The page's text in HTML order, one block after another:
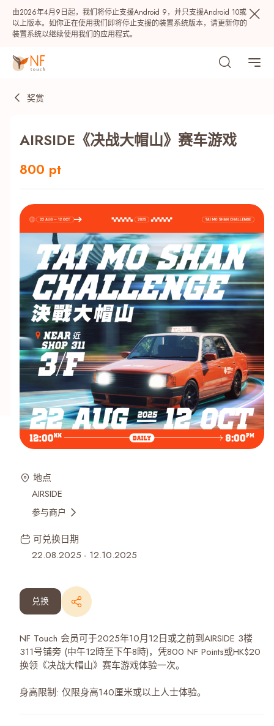
由2026年4月9日起，我们将停止支援Android 9，并只支援Android 10或
以上版本。如你正在使用我们即将停止支援的装置系统版本，请更新你的
装置系统以继续使用我们的应用程式。
NF 种籽 NF Points AIRSIDE
最近搜寻纪录
奖赏
AIRSIDE《决战大帽山》赛车游戏
800 pt
地点
AIRSIDE
参与商户
可兑换日期
22.08.2025 - 12.10.2025
兑换
NF Touch 会员可于2025年10月12日或之前到AIRSIDE 3楼
311号铺旁 (中午12時至下午8時)，凭800 NF Points或HK$20
换领《决战大帽山》赛车游戏体验一次。
身高限制: 仅限身高140厘米或以上人士体验。